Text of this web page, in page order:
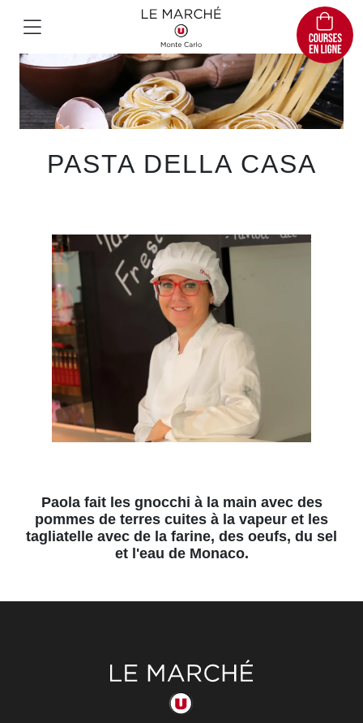
PASTA DELLA CASA
Paola fait les gnocchi à la main avec des
pommes de terres cuites à la vapeur et les
tagliatelle avec de la farine, des oeufs, du sel
et l'eau de Monaco.